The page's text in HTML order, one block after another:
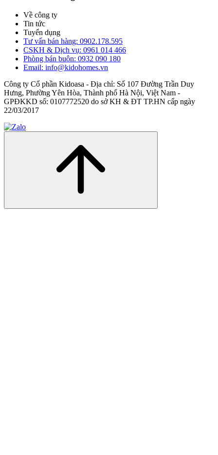
Về công ty
Tin tức
Tuyển dụng
Tư vấn bán hàng: 0902.178.595
CSKH & Dịch vụ: 0961 014 466
Phòng bán buôn: 0932 090 180
Email: info@kidohomes.vn
Công ty Cổ phần Kidoasa - Địa chỉ: Số 107 Đường Trần Duy
Hưng, Phường Yên Hòa, Thành phố Hà Nội, Việt Nam -
GPĐKKD số: 0107772520 do sở KH & ĐT TP.HN cấp ngày
22/03/2017